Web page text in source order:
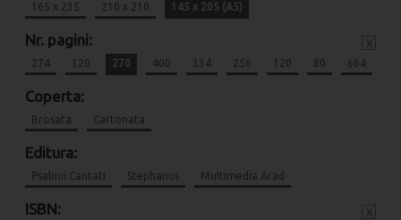
165 x 235 210 x 210 145 x 205 (A5)
Nr. pagini:
274 120 270 400 334 256 120 80 664
Coperta:
Brosata Cartonata
Editura:
Psalmii Cantati Stephanus Multimedia Arad
ISBN: